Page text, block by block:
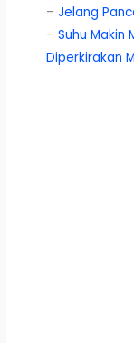
–Jelang
–Suhu Makin
Diperkirakan